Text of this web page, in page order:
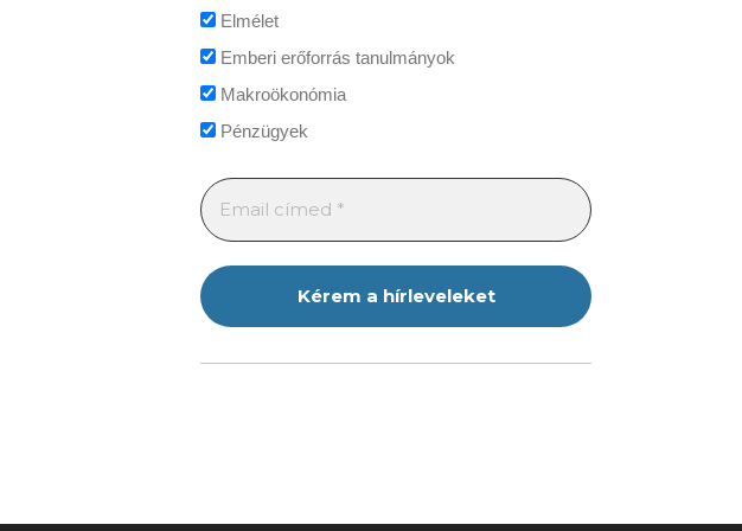
Elmélet
Emberi erőforrás tanulmányok
Makroökonómia
Pénzügyek